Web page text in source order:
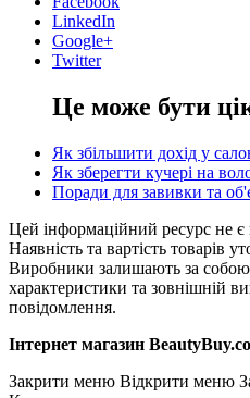
LinkedIn
Google+
Twitter
Це може бути
Як збільшити дохід у
Як зберегти кучері на
Поради для завивки та
Цей інформаційний ресурс не
Наявність та вартість товарів
Виробники залишають за собою
характеристики та зовнішній
повідомлення.
Інтернет магазин
Закрити меню Відкрити меню